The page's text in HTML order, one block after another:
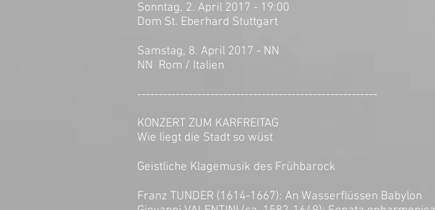
Sonntag, 2. April 2017 - 19:00
Dom St. Eberhard Stuttgart
Samstag, 8. April 2017 - NN
NN Rom / Italien
--------------------------------------------------------
KONZERT ZUM KARFREITAG
Wie liegt die Stadt so wüst
Geistliche Klagemusik des Frühbarock
Franz TUNDER (1614-1667): An Wasserflüssen Babylon